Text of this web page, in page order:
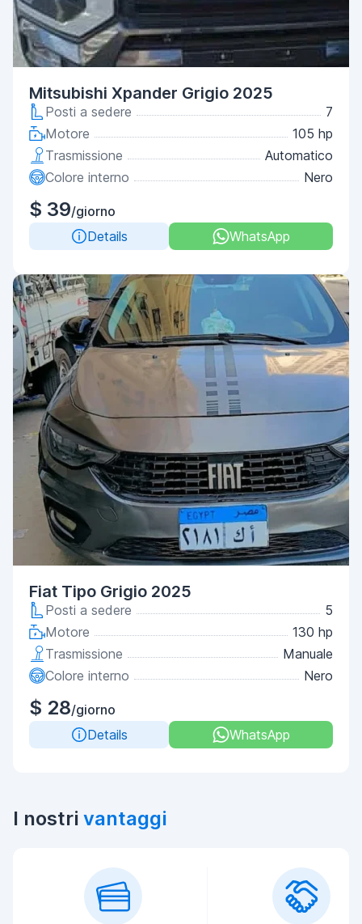
Mitsubishi Xpander Grigio 2025
Posti a sedere
7
Motore
105 hp
Trasmissione
Automatico
Colore interno
Nero
$ 39/giorno
Details
WhatsApp
Fiat Tipo Grigio 2025
Posti a sedere
5
Motore
130 hp
Trasmissione
Manuale
Colore interno
Nero
$ 28/giorno
Details
WhatsApp
I nostri vantaggi